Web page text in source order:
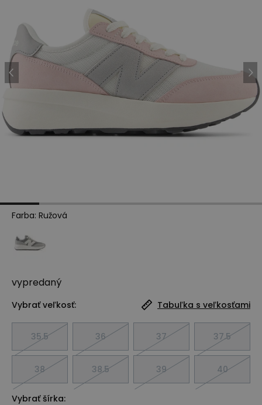
Farba: Ružová
vypredaný
Vybrať veľkosť: Tabuľka s veľkosťami
35.5 36 37 37.5
38 38.5 39 40
Vybrať šírka: